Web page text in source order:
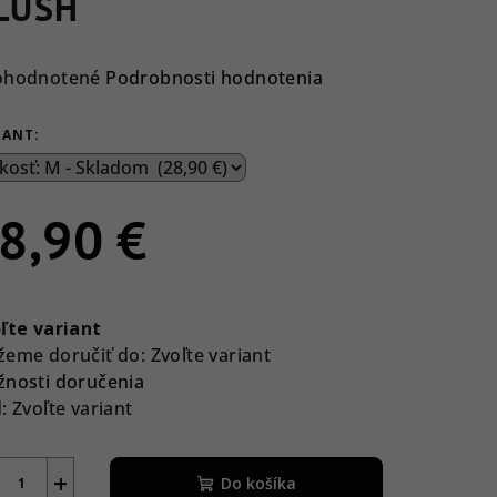
Podrobnosti hodnotenia
€
variant
doručiť do: Zvoľte variant
doručenia
Zvoľte variant
+ Do košíka